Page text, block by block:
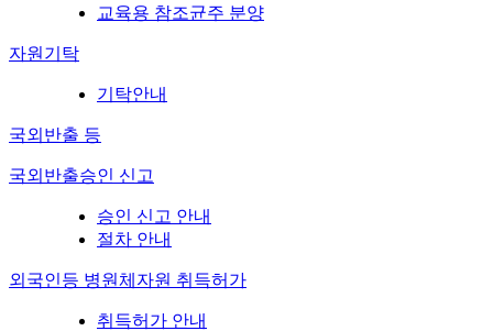
교육용 참조균주 분양
자원기탁
기탁안내
국외반출 등
국외반출승인 신고
승인 신고 안내
절차 안내
외국인등 병원체자원 취득허가
취득허가 안내